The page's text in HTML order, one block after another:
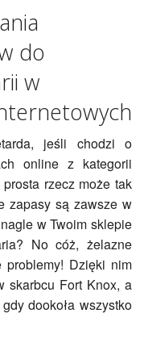
do
w
jeśli chodzi o
online z kategorii
rzecz może tak
zapasy są zawsze w
w Twoim sklepie
No cóż, żelazne
Dzięki nim
skarbcu Fort Knox, a
dookoła wszystko